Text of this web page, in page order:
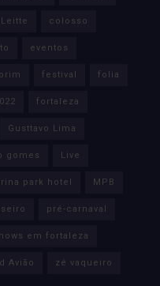
colosso
eventos
festival folia
fortaleza
Gusttavo Lima
gomes Live
park hotel MPB
pré-carnaval
em fortaleza
Avião zé vaqueiro